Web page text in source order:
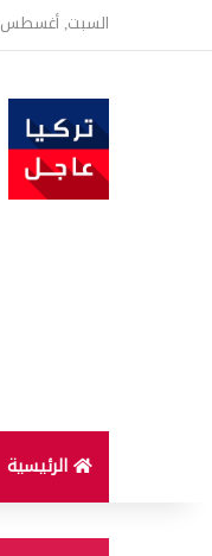
السبت, أغسطس 8 2026
الرئيسية